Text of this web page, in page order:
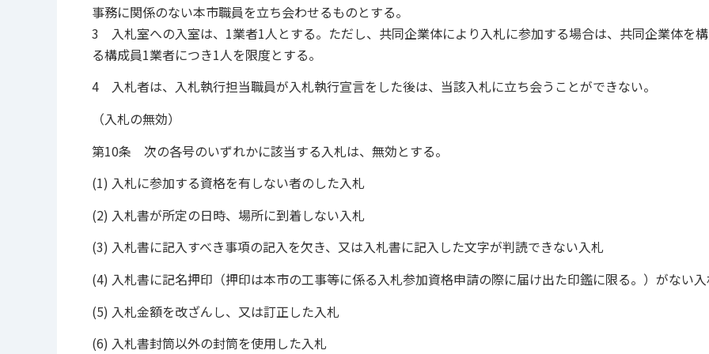
事務に関係のない本市職員を立ち会わせるものとする。
3 入札室への入室は、1業者1人とする。ただし、共同企業体により入札に参加する場合は、共同企業体を
る構成員1業者につき1人を限度とする。
4 入札者は、入札執行担当職員が入札執行宣言をした後は、当該入札に立ち会うことができない。
（入札の無効）
第10条 次の各号のいずれかに該当する入札は、無効とする。
(1) 入札に参加する資格を有しない者のした入札
(2) 入札書が所定の日時、場所に到着しない入札
(3) 入札書に記入すべき事項の記入を欠き、又は入札書に記入した文字が判読できない入札
(4) 入札書に記名押印（押印は本市の工事等に係る入札参加資格申請の際に届け出た印鑑に限る。）がない
(5) 入札金額を改ざんし、又は訂正した入札
(6) 入札書封筒以外の封筒を使用した入札